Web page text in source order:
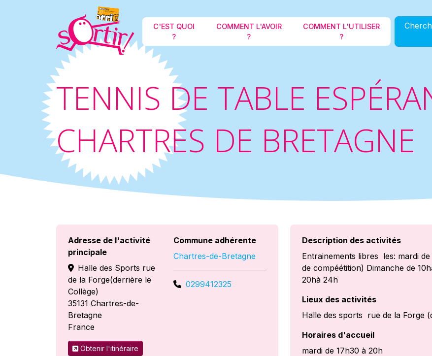
C'EST QUOI
?
COMMENT L'AVOIR
?
COMMENT L'UTILISER
?
TENNIS DE TABLE
CHARTRES DE BRETAGNE
Adresse de l'activité
principale
Halle des Sports rue
de la Forge(derrière le
Collège)
35131 Chartres-de-
Bretagne
France
Obtenir l'itinéraire
Commune adhérente
Chartres-de-Bretagne
0299412325
Description des activités
Entrainements libres les: mardi
de compéétition) Dimanche de
20hà 24h
Lieux des activités
Halle des sports rue de la Forge
Horaires d'accueil
mardi de 17h30 à 20h